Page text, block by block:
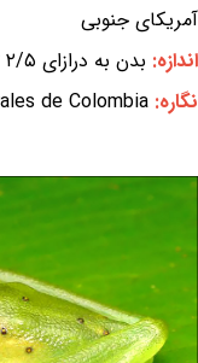
آمریکای جنوبی
اندازه: بدن به درازای ۲/۵ تا ۲/۸ سانتی‌متر
نگاره: de Colombia